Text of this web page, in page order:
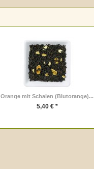
Orange mit Schalen (Blutorange)...
5,40 € *